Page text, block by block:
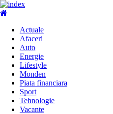
Skip
to
Actuale
Afaceri
Auto
Energie
Lifestyle
Monden
Piata financiara
Sport
Tehnologie
Vacante